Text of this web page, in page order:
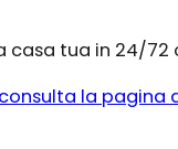
casa tua in 24/72
consulta la pagina